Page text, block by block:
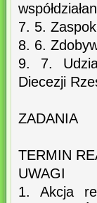
7. 5.
8. 6.
9. 7.
Diecezji
ZADANIA
TERMIN
UWAGI
1. Akcja